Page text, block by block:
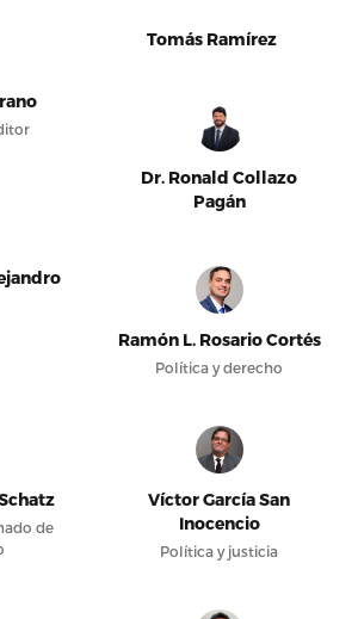
Tomás Ramírez
Dr. Ronald Collazo
Pagán
Ramón L. Rosario Cortés
Política y derecho
de
Víctor García San
Inocencio
Política y justicia